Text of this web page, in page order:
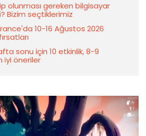
olunması gereken bilgisayar
Bizim seçtiklerimiz
10-16 Ağustos 2026
sonu için 10 etkinlik, 8-9
iyi öneriler